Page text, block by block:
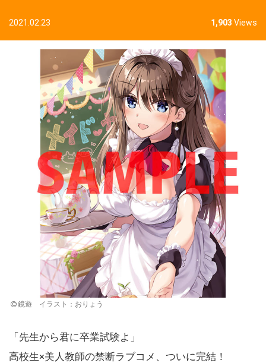
2021.02.23 1,903 Views
鏡遊 イラスト：おりょう
「先生から君に卒業試験よ」
高校生×美人教師の禁断ラブコメ、ついに完結！